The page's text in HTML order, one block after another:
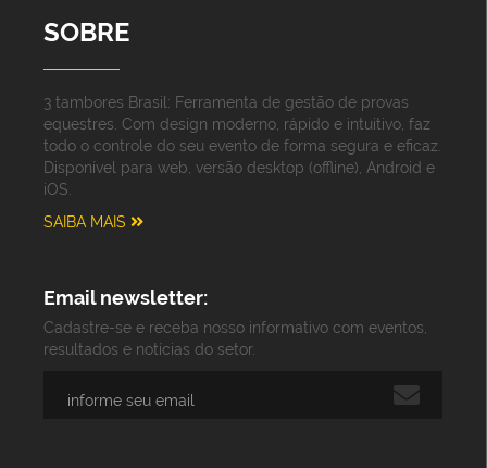
SOBRE
3 tambores Brasil: Ferramenta de gestão de provas
equestres. Com design moderno, rápido e intuitivo, faz
todo o controle do seu evento de forma segura e eficaz.
Disponível para web, versão desktop (offline), Android e
iOS.
SAIBA MAIS
Email newsletter:
Cadastre-se e receba nosso informativo com eventos,
resultados e notícias do setor.